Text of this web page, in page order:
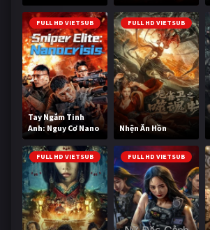
Cùng
FULL HD VIETSUB
Tay Ngắm Tinh
Anh: Nguy Cơ Nano
FULL HD VIETSUB
Nhện Ăn Hồn
FULL HD VIETSUB FULL HD VIETSUB